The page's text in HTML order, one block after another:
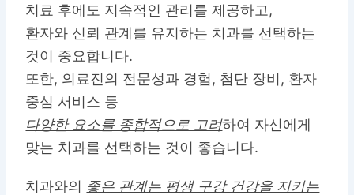
치료 후에도 지속적인 관리를 제공하고,
환자와 신뢰 관계를 유지하는 치과를 선택하는
것이 중요합니다.
또한, 의료진의 전문성과 경험, 첨단 장비, 환자
중심 서비스 등
다양한 요소를 종합적으로 고려하여 자신에게
맞는 치과를 선택하는 것이 좋습니다.
치과와의 좋은 관계는 평생 구강 건강을 지키는